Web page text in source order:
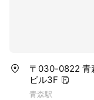
〒030-0822 青
ビル3F
青森駅